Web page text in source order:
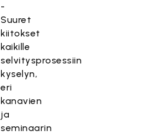
-
Suuret
kiitokset
kaikille
selvitysprosessiin
kyselyn,
eri
kanavien
ja
seminaarin